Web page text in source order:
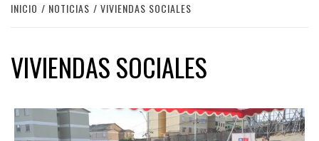
INICIO NOTICIAS VIVIENDAS SOCIALES
VIVIENDAS SOCIALES